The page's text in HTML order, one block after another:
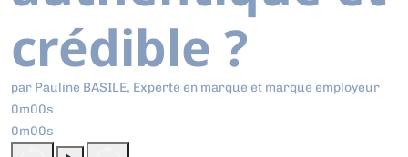
crédible ?
par Pauline BASILE, Experte en marque et marque employeur
0m00s
0m00s